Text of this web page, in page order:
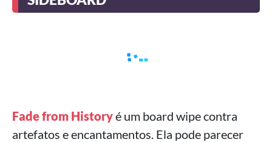
Fade from Historyé um board wipe contra
artefatos e encantamentos. Ela pode parecer